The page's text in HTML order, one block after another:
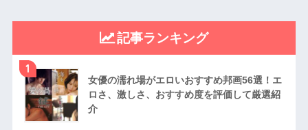
記事ランキング
1
女優の濡れ場がエロいおすすめ邦画56選！エ
ロさ、激しさ、おすすめ度を評価して厳選紹
介